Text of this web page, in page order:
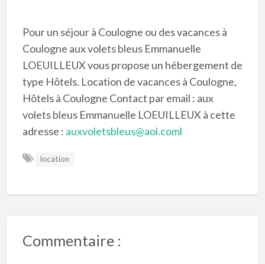
Pour un séjour à Coulogne ou des vacances à
Coulogne aux volets bleus Emmanuelle
LOEUILLEUX vous propose un hébergement de
type Hôtels. Location de vacances à Coulogne,
Hôtels à Coulogne Contact par email : aux
volets bleus Emmanuelle LOEUILLEUX à cette
adresse : auxvoletsbleus@aol.coml
location
Commentaire :